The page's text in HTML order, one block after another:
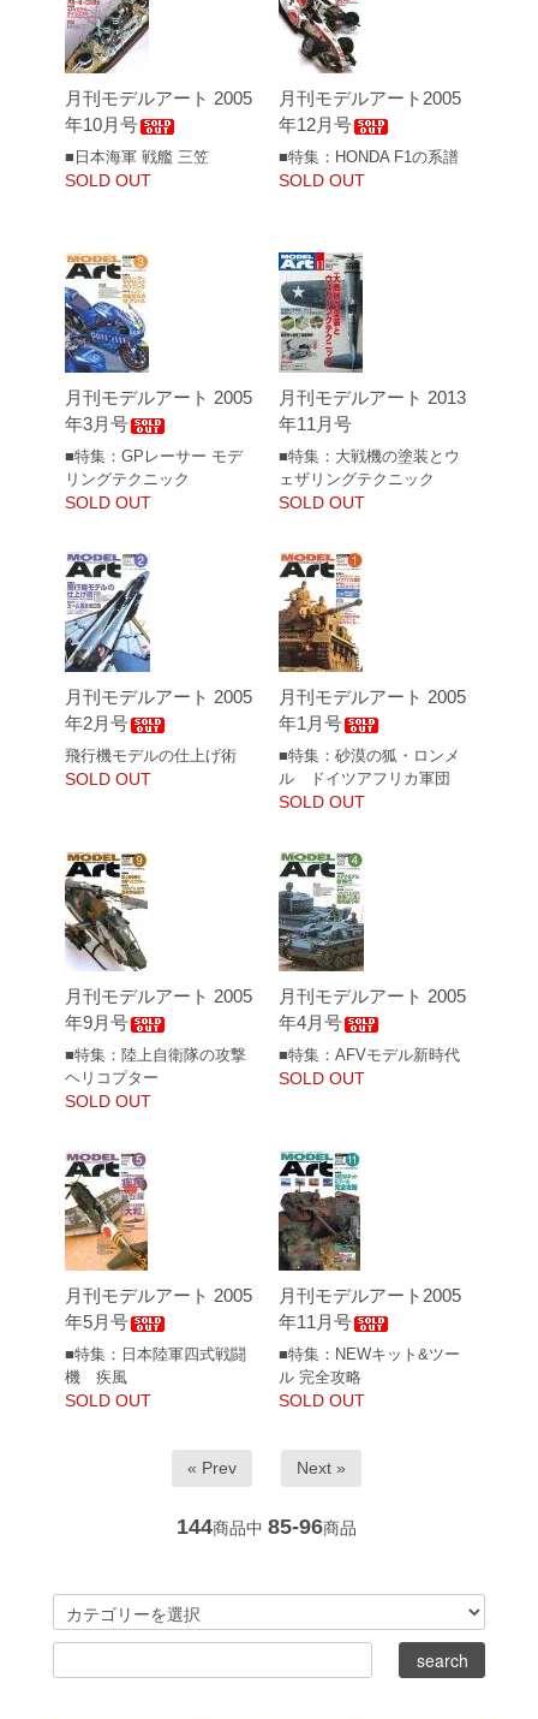
月刊モデルアート 2005
年10月号
■日本海軍 戦艦 三笠
SOLD OUT
月刊モデルアート2005
年12月号
■特集：HONDA F1の系譜
SOLD OUT
月刊モデルアート 2005
年3月号
■特集：GPレーサー モデ
リングテクニック
SOLD OUT
月刊モデルアート 2013
年11月号
■特集：大戦機の塗装とウ
ェザリングテクニック
SOLD OUT
月刊モデルアート 2005
年2月号
飛行機モデルの仕上げ術
SOLD OUT
月刊モデルアート 2005
年1月号
■特集：砂漠の狐・ロンメ
ル ドイツアフリカ軍団
SOLD OUT
月刊モデルアート 2005
年9月号
■特集：陸上自衛隊の攻撃
ヘリコプター
SOLD OUT
月刊モデルアート 2005
年4月号
■特集：AFVモデル新時代
SOLD OUT
月刊モデルアート 2005
年5月号
■特集：日本陸軍四式戦闘
機 疾風
SOLD OUT
月刊モデルアート2005
年11月号
■特集：NEWキット&ツー
ル 完全攻略
SOLD OUT
« Prev Next »
144商品中 85-96商品